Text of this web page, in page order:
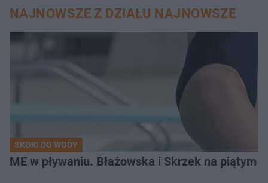
NAJNOWSZE Z DZIAŁU NAJNOWSZE
SKOKI DO WODY
ME w pływaniu. Błażowska i Skrzek na piątym